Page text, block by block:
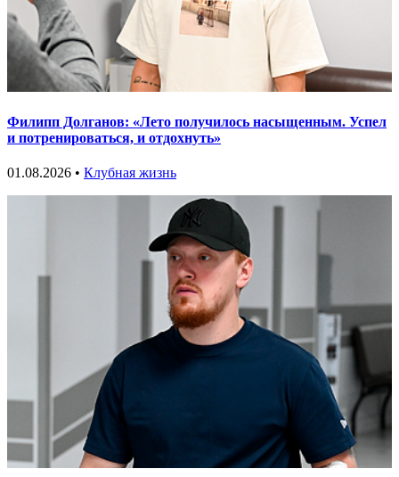
Филипп Долганов: «Лето получилось насыщенным. Успел
и потренироваться, и отдохнуть»
01.08.2026 • Клубная жизнь